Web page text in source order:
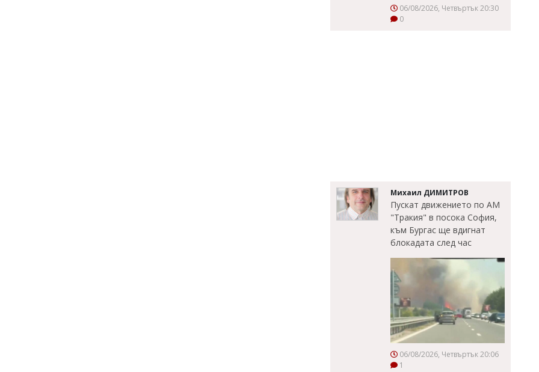
06/08/2026, Четвъртък 20:30
0
Михаил ДИМИТРОВ
Пускат движението по АМ
"Тракия" в посока София,
към Бургас ще вдигнат
блокадата след час
06/08/2026, Четвъртък 20:06
1